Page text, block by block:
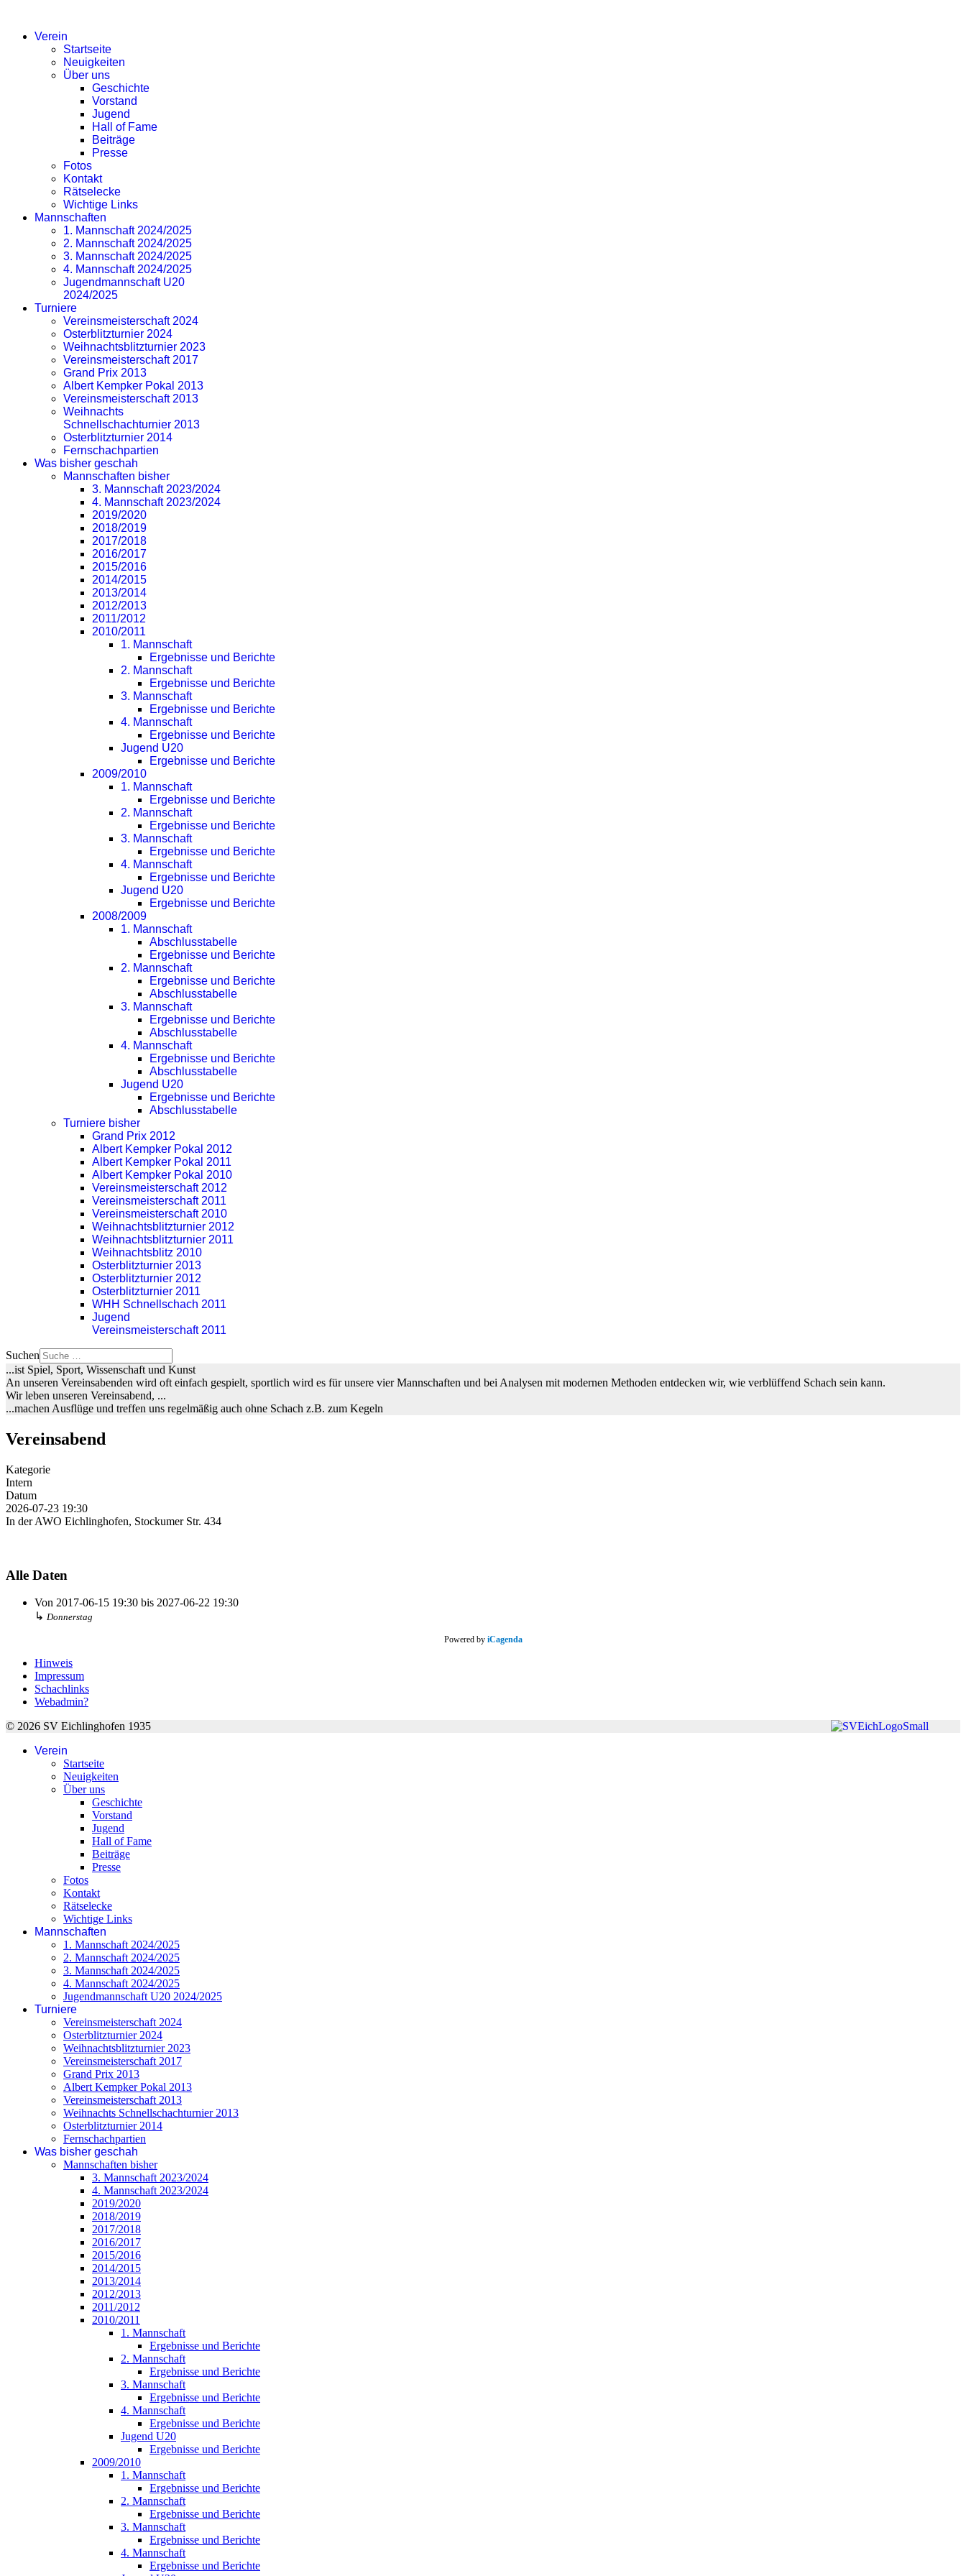
Verein
Startseite
Neuigkeiten
Über uns
Geschichte
Vorstand
Jugend
Hall of Fame
Beiträge
Presse
Fotos
Kontakt
Rätselecke
Wichtige Links
Mannschaften
1. Mannschaft 2024/2025
2. Mannschaft 2024/2025
3. Mannschaft 2024/2025
4. Mannschaft 2024/2025
Jugendmannschaft U20
2024/2025
Turniere
Vereinsmeisterschaft 2024
Osterblitzturnier 2024
Weihnachtsblitzturnier 2023
Vereinsmeisterschaft 2017
Grand Prix 2013
Albert Kempker Pokal 2013
Vereinsmeisterschaft 2013
Weihnachts
Schnellschachturnier 2013
Osterblitzturnier 2014
Fernschachpartien
Was bisher geschah
Mannschaften bisher
3. Mannschaft 2023/2024
4. Mannschaft 2023/2024
2019/2020
2018/2019
2017/2018
2016/2017
2015/2016
2014/2015
2013/2014
2012/2013
2011/2012
2010/2011
1. Mannschaft
Ergebnisse und Berichte
2. Mannschaft
Ergebnisse und Berichte
3. Mannschaft
Ergebnisse und Berichte
4. Mannschaft
Ergebnisse und Berichte
Jugend U20
Ergebnisse und Berichte
2009/2010
1. Mannschaft
Ergebnisse und Berichte
2. Mannschaft
Ergebnisse und Berichte
3. Mannschaft
Ergebnisse und Berichte
4. Mannschaft
Ergebnisse und Berichte
Jugend U20
Ergebnisse und Berichte
2008/2009
1. Mannschaft
Abschlusstabelle
Ergebnisse und Berichte
2. Mannschaft
Ergebnisse und Berichte
Abschlusstabelle
3. Mannschaft
Ergebnisse und Berichte
Abschlusstabelle
4. Mannschaft
Ergebnisse und Berichte
Abschlusstabelle
Jugend U20
Ergebnisse und Berichte
Abschlusstabelle
Turniere bisher
Grand Prix 2012
Albert Kempker Pokal 2012
Albert Kempker Pokal 2011
Albert Kempker Pokal 2010
Vereinsmeisterschaft 2012
Vereinsmeisterschaft 2011
Vereinsmeisterschaft 2010
Weihnachtsblitzturnier 2012
Weihnachtsblitzturnier 2011
Weihnachtsblitz 2010
Osterblitzturnier 2013
Osterblitzturnier 2012
Osterblitzturnier 2011
WHH Schnellschach 2011
Jugend
Vereinsmeisterschaft 2011
Suchen
...ist Spiel, Sport, Wissenschaft und Kunst
An unseren Vereinsabenden wird oft einfach gespielt, sportlich wird es für unsere vier Mannschaften und bei Analysen mit modernen Methoden entdecken wir, wie verblüffend Schach sein kann.
Wir leben unseren Vereinsabend, ...
...machen Ausflüge und treffen uns regelmäßig auch ohne Schach z.B. zum Kegeln
Vereinsabend
Kategorie
Intern
Datum
2026-07-23 19:30
In der AWO Eichlinghofen, Stockumer Str. 434
Alle Daten
Von 2017-06-15 19:30 bis 2027-06-22 19:30
↳ Donnerstag
Powered by iCagenda
Hinweis
Impressum
Schachlinks
Webadmin?
© 2026 SV Eichlinghofen 1935
Verein
Startseite
Neuigkeiten
Über uns
Geschichte
Vorstand
Jugend
Hall of Fame
Beiträge
Presse
Fotos
Kontakt
Rätselecke
Wichtige Links
Mannschaften
1. Mannschaft 2024/2025
2. Mannschaft 2024/2025
3. Mannschaft 2024/2025
4. Mannschaft 2024/2025
Jugendmannschaft U20 2024/2025
Turniere
Vereinsmeisterschaft 2024
Osterblitzturnier 2024
Weihnachtsblitzturnier 2023
Vereinsmeisterschaft 2017
Grand Prix 2013
Albert Kempker Pokal 2013
Vereinsmeisterschaft 2013
Weihnachts Schnellschachturnier 2013
Osterblitzturnier 2014
Fernschachpartien
Was bisher geschah
Mannschaften bisher
3. Mannschaft 2023/2024
4. Mannschaft 2023/2024
2019/2020
2018/2019
2017/2018
2016/2017
2015/2016
2014/2015
2013/2014
2012/2013
2011/2012
2010/2011
1. Mannschaft
Ergebnisse und Berichte
2. Mannschaft
Ergebnisse und Berichte
3. Mannschaft
Ergebnisse und Berichte
4. Mannschaft
Ergebnisse und Berichte
Jugend U20
Ergebnisse und Berichte
2009/2010
1. Mannschaft
Ergebnisse und Berichte
2. Mannschaft
Ergebnisse und Berichte
3. Mannschaft
Ergebnisse und Berichte
4. Mannschaft
Ergebnisse und Berichte